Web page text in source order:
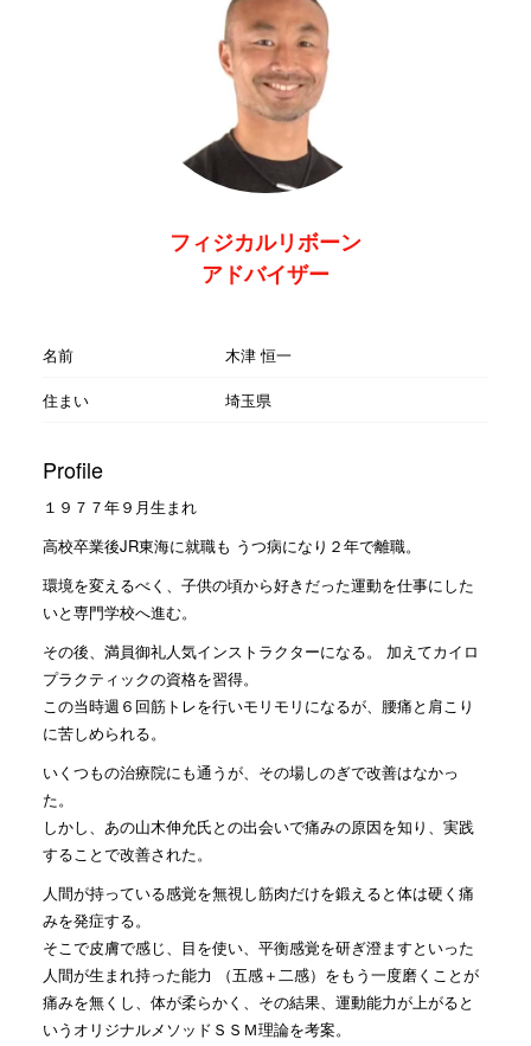
フィジカルリボーン
アドバイザー
名前
木津 恒一
住まい
埼玉県
Profile
１９７７年９月生まれ
高校卒業後JR東海に就職も うつ病になり２年で離職。
環境を変えるべく、子供の頃から好きだった運動を仕事にした
いと専門学校へ進む。
その後、満員御礼人気インストラクターになる。 加えてカイロ
プラクティックの資格を習得。
この当時週６回筋トレを行いモリモリになるが、腰痛と肩こり
に苦しめられる。
いくつもの治療院にも通うが、その場しのぎで改善はなかっ
た。
しかし、あの山木伸允氏との出会いで痛みの原因を知り、実践
することで改善された。
人間が持っている感覚を無視し筋肉だけを鍛えると体は硬く痛
みを発症する。
そこで皮膚で感じ、目を使い、平衡感覚を研ぎ澄ますといった
人間が生まれ持った能力 （五感＋二感）をもう一度磨くことが
痛みを無くし、体が柔らかく、その結果、運動能力が上がると
いうオリジナルメソッドＳＳＭ理論を考案。